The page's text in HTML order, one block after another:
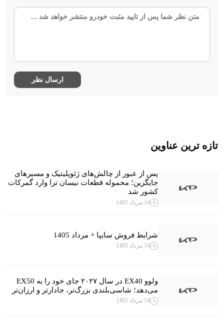
تازه ترین عناوین
پس از عبور از چالش‌های ژئوپلیتیک و مسیرهای
جایگزین؛ محموله قطعات نیسان ترا وارد گمرکات
کشور شد
14 مرداد 1405
شرایط فروش سایپا + مرداد 1405
14 مرداد 1405
ولوو EX40 در سال ۲۰۲۷ جای خود را به EX50
می‌دهد؛ شاسی‌بلندی بزرگ‌تر، جادارتر و ارزان‌تر
14 مرداد 1405